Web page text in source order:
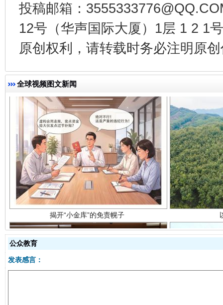
投稿邮箱：
12号（华声国际大厦）1层 1 2 1
原创权利，请转载时务必注明原
全球视频图文新闻
揭开“小金库”的免责幌子
公众教育
发表感言：